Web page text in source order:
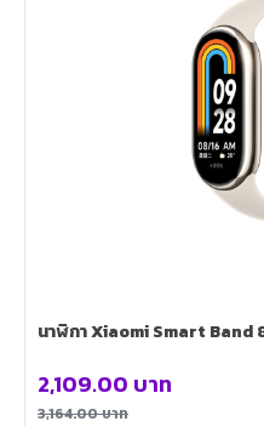
นาฬิกา Xiaomi Smart Band
3,164.00บาท
2,109.00 บาท